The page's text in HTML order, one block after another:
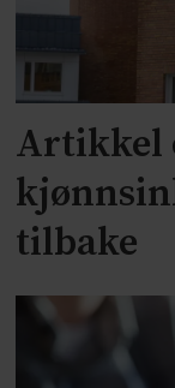
Artikkel
tilbake